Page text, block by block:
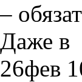
–
Даже в
26фев